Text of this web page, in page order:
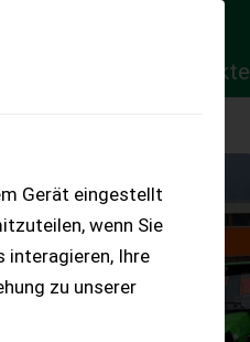
Gerät eingestellt
wenn Sie
interagieren, Ihre
zu unserer
Online-Produkte